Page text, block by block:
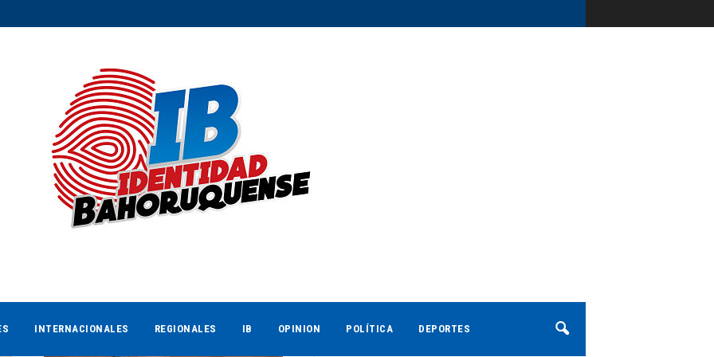
INTERNACIONALES REGIONALES IB OPINION POLÍTICA DEPORTES